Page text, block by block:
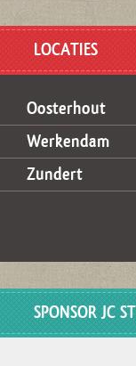
LOCATIES
Oosterhout
Werkendam
Zundert
SPONSOR JC